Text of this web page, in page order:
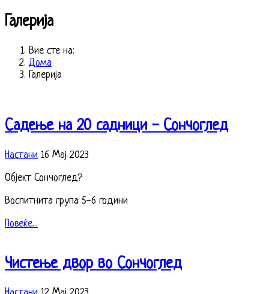
Галерија
Вие сте на:
Дома
Галерија
Садење на 20 садници - Сончоглед
Настани 16 Мај 2023
Објект Сончоглед?
Воспитнита група 5-6 години
Повеќе...
Чистење двор во Сончоглед